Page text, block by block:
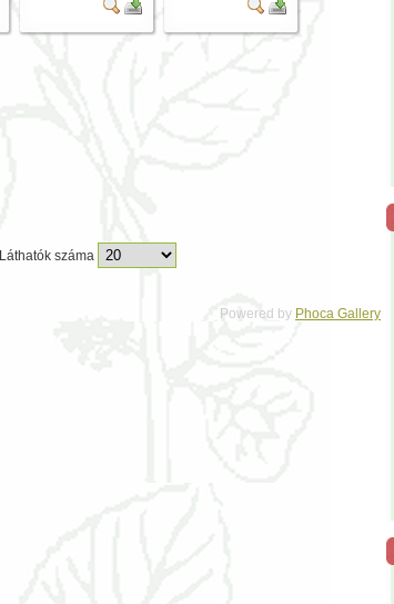
Láthatók száma
Powered by Phoca Gallery